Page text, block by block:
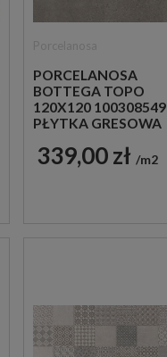
PORCELANOSA
BOTTEGA TOPO
120X120 100308549
PŁYTKA GRESOWA
339,00 zł m2